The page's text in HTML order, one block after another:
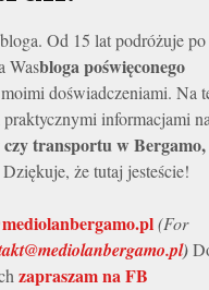
Od 15 lat podróżuje po
Wasbloga poświęconego
doświadczeniami. Na
informacjami
transportu w Bergamo,
że tutaj jesteście!
(For
)
zapraszam na FB